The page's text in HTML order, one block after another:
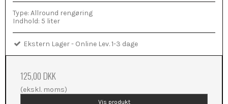
Type: Allround rengøring
Indhold: 5 liter
Ekstern Lager - Online Lev. 1-3 dage
125,00 DKK
(ekskl. moms)
Vis produkt